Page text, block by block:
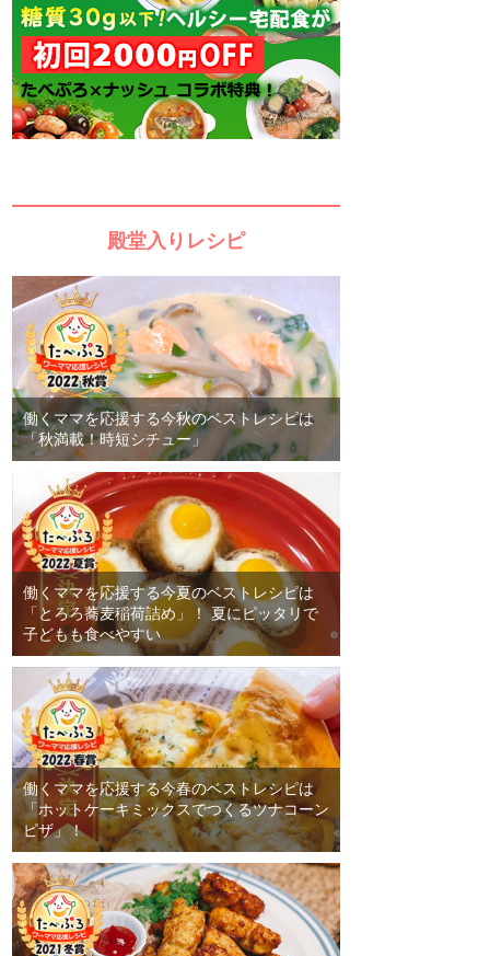
殿堂入りレシピ
働くママを応援する今秋のベストレシピは
「秋満載！時短シチュー」
働くママを応援する今夏のベストレシピは
「とろろ蕎麦稲荷詰め」！ 夏にピッタリで
子どもも食べやすい
働くママを応援する今春のベストレシピは
「ホットケーキミックスでつくるツナコーン
ピザ」！